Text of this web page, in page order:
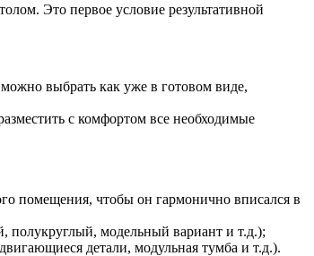
Это первое условие результативной
выбрать как уже в готовом виде,
с комфортом все необходимые
помещения, чтобы он гармонично вписался в
полукруглый, модельный вариант и т.д.);
детали, модульная тумба и т.д.).